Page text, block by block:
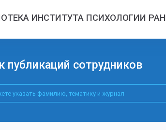
ИНСТИТУТА ПСИХОЛОГИИ РАН
публикаций сотрудников